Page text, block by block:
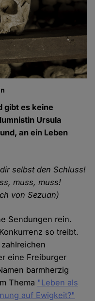
gibt es keine
Ursula
an ein Leben
selbst den Schluss!
muss, muss!
von Sezuan)
Sendungen rein.
so treibt.
eine Freiburger
barmherzig
Thema "Leben als
auf Ewigkeit?"